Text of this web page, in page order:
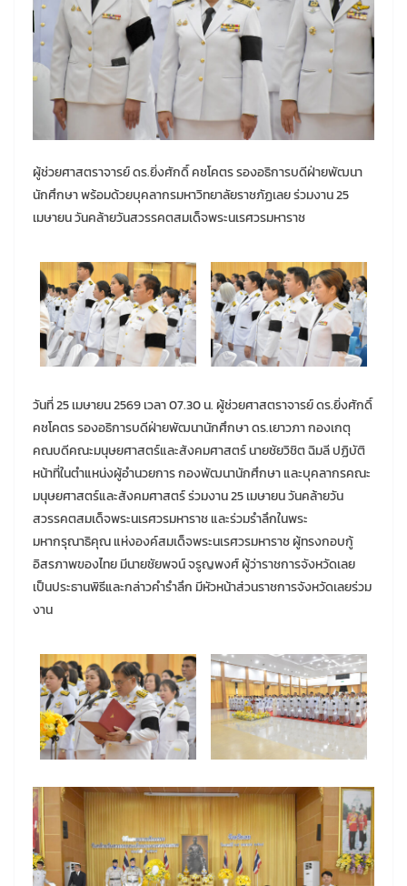
ผู้ช่วยศาสตราจารย์ ดร.ยิ่งศักดิ์ คชโคตร รองอธิการบดีฝ่ายพัฒนา
นักศึกษา พร้อมด้วยบุคลากรมหาวิทยาลัยราชภัฏเลย ร่วมงาน 25
เมษายน วันคล้ายวันสวรรคตสมเด็จพระนเรศวรมหาราช
วันที่ 25 เมษายน 2569 เวลา 07.30 น. ผู้ช่วยศาสตราจารย์ ดร.ยิ่งศักดิ์
คชโคตร รองอธิการบดีฝ่ายพัฒนานักศึกษา ดร.เยาวภา กองเกตุ
คณบดีคณะมนุษยศาสตร์และสังคมศาสตร์ นายชัยวิชิต ฉิมลี ปฏิบัติ
หน้าที่ในตำแหน่งผู้อำนวยการ กองพัฒนานักศึกษา และบุคลากรคณะ
มนุษยศาสตร์และสังคมศาสตร์ ร่วมงาน 25 เมษายน วันคล้ายวัน
สวรรคตสมเด็จพระนเรศวรมหาราช และร่วมรำลึกในพระ
มหากรุณาธิคุณ แห่งองค์สมเด็จพระนเรศวรมหาราช ผู้ทรงกอบกู้
อิสรภาพของไทย มีนายชัยพจน์ จรูญพงศ์ ผู้ว่าราชการจังหวัดเลย
เป็นประธานพิธีและกล่าวคำรำลึก มีหัวหน้าส่วนราชการจังหวัดเลยร่วม
งาน